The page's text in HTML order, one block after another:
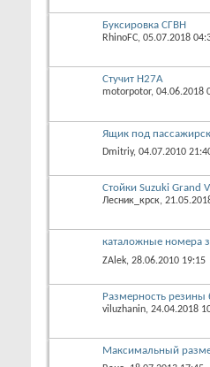
Буксировка СГВН
RhinoFC‎, 05.07.2018
Стучит H27A
motorpotor‎, 04.06.2018
Ящик под
Dmitriy‎, 04.07.2010
Стойки Suzuki Grand
Лесник_крск‎,
каталожные номера
ZAlek‎, 28.06.2010 19:15
Размерность резины
viluzhanin‎, 24.04.2018
Максимальный